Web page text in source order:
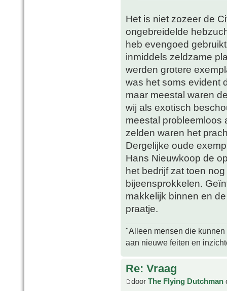
Het is niet zozeer de
ongebreidelde
heb evengoed
inmiddels zeldzame
werden grotere
was het soms evident
maar meestal waren
wij als exotisch
meestal probleemloos
zelden waren het
Dergelijke oude
Hans Nieuwkoop de
het bedrijf zat toen
bijeensprokkelen.
makkelijk binnen en
praatje.
"Alleen mensen die
aan nieuwe feiten en
Re: Vraag
door The Flying Dutchman